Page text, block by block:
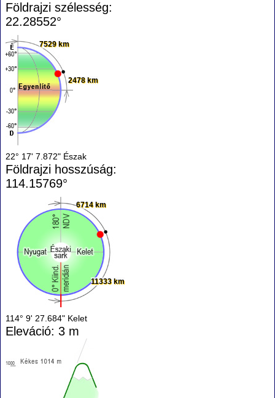
Földrajzi szélesség:
22.28552°
7529 km
2478 km
22° 17' 7.872" Észak
Földrajzi hosszúság:
114.15769°
11333 km
6714 km
114° 9' 27.684" Kelet
Eleváció: 3 m